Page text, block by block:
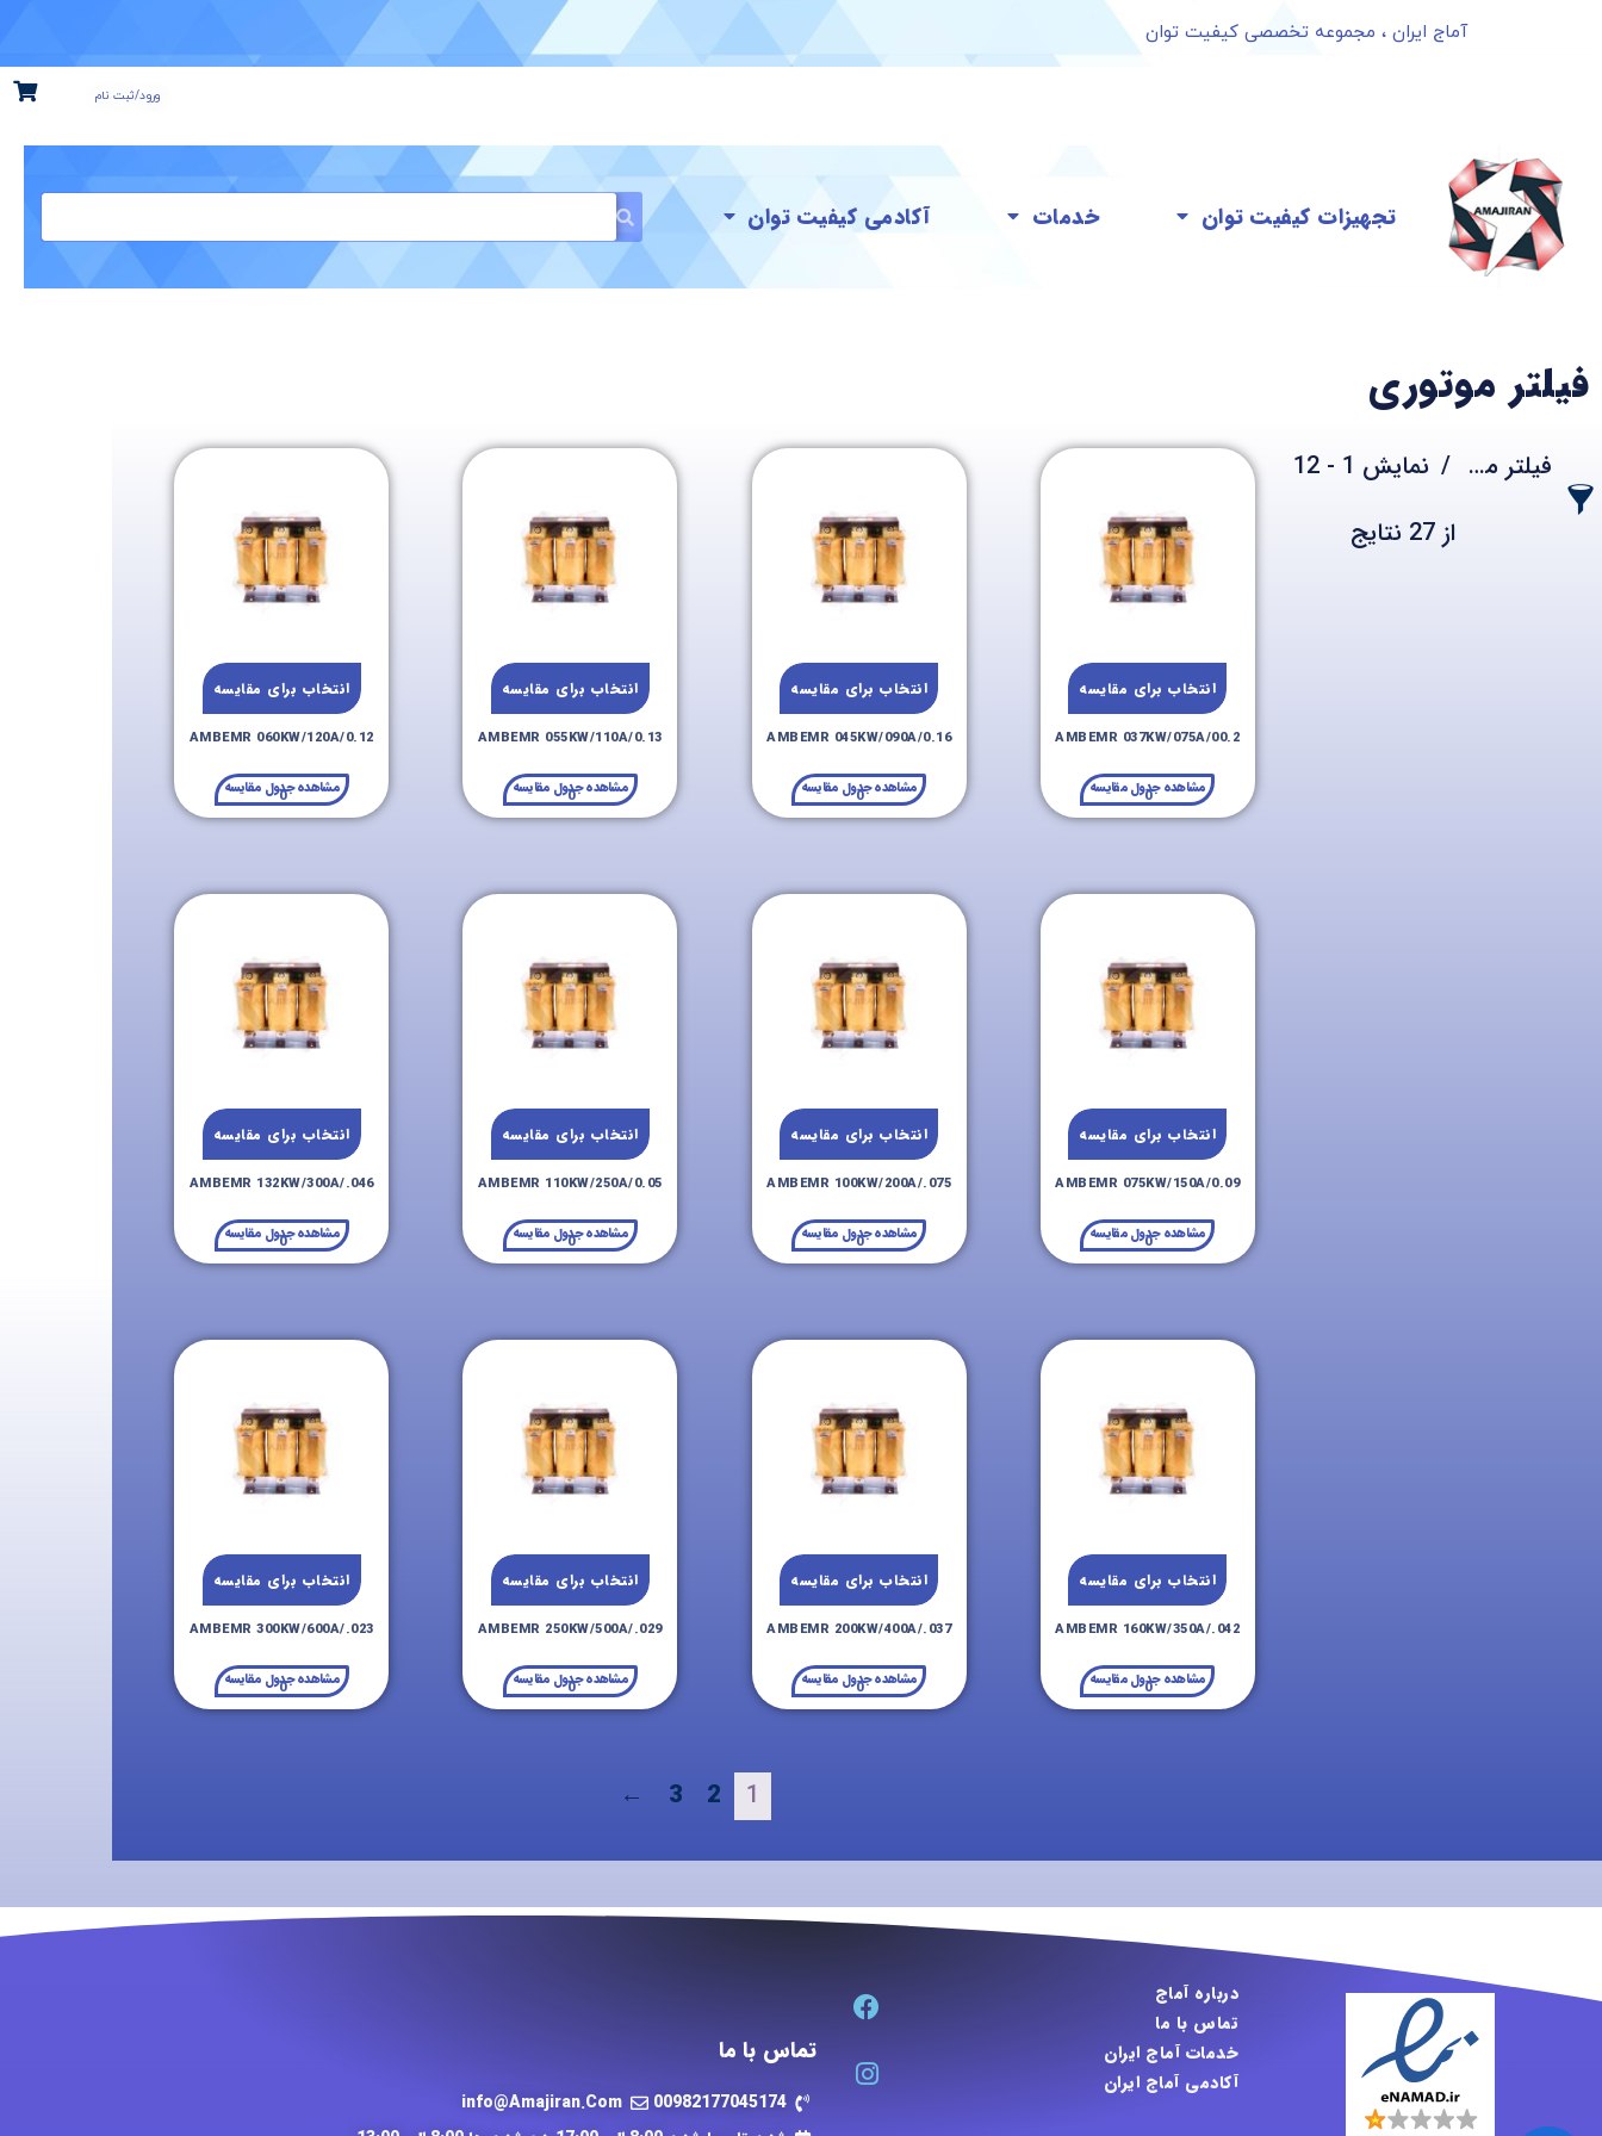
آماج ایران ، مجموعه تخصصی کیفیت توان
ورود/ثبت نام
تجهیزات کیفیت توان خدمات آکادمی کیفیت توان
فیلتر موتوری
فیلتر محصولات
نمایش 1 - 12
از 27 نتایج
انتخاب برای مقایسه
AMBEMR 037KW/075A/00.2
مشاهده جدول مقایسه
0
انتخاب برای مقایسه
AMBEMR 045KW/090A/0.16
مشاهده جدول مقایسه
0
انتخاب برای مقایسه
AMBEMR 055KW/110A/0.13
مشاهده جدول مقایسه
0
انتخاب برای مقایسه
AMBEMR 060KW/120A/0.12
مشاهده جدول مقایسه
0
انتخاب برای مقایسه
AMBEMR 075KW/150A/0.09
مشاهده جدول مقایسه
0
انتخاب برای مقایسه
AMBEMR 100KW/200A/.075
مشاهده جدول مقایسه
0
انتخاب برای مقایسه
AMBEMR 110KW/250A/0.05
مشاهده جدول مقایسه
0
انتخاب برای مقایسه
AMBEMR 132KW/300A/.046
مشاهده جدول مقایسه
0
انتخاب برای مقایسه
AMBEMR 160KW/350A/.042
مشاهده جدول مقایسه
0
انتخاب برای مقایسه
AMBEMR 200KW/400A/.037
مشاهده جدول مقایسه
0
انتخاب برای مقایسه
AMBEMR 250KW/500A/.029
مشاهده جدول مقایسه
0
انتخاب برای مقایسه
AMBEMR 300KW/600A/.023
مشاهده جدول مقایسه
0
1
2
3
←
درباره آماج
تماس با ما
خدمات آماج ایران
آکادمی آماج ایران
تماس با ما
00982177045174
info@Amajiran.Com